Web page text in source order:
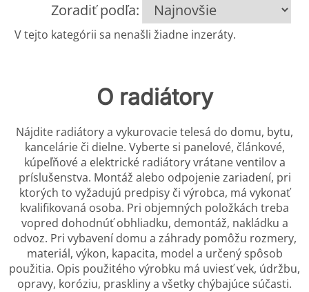
Zoradiť podľa:
V tejto kategórii sa nenašli žiadne inzeráty.
O radiátory
Nájdite radiátory a vykurovacie telesá do domu, bytu,
kancelárie či dielne. Vyberte si panelové, článkové,
kúpeľňové a elektrické radiátory vrátane ventilov a
príslušenstva. Montáž alebo odpojenie zariadení, pri
ktorých to vyžadujú predpisy či výrobca, má vykonať
kvalifikovaná osoba. Pri objemných položkách treba
vopred dohodnúť obhliadku, demontáž, nakládku a
odvoz. Pri vybavení domu a záhrady pomôžu rozmery,
materiál, výkon, kapacita, model a určený spôsob
použitia. Opis použitého výrobku má uviesť vek, údržbu,
opravy, koróziu, praskliny a všetky chýbajúce súčasti.